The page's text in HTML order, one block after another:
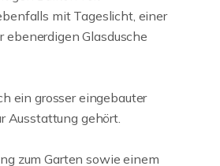
mit Tageslicht, einer
ebenerdigen Glasdusche
ein grosser eingebauter
Ausstattung gehört.
zum Garten sowie einem